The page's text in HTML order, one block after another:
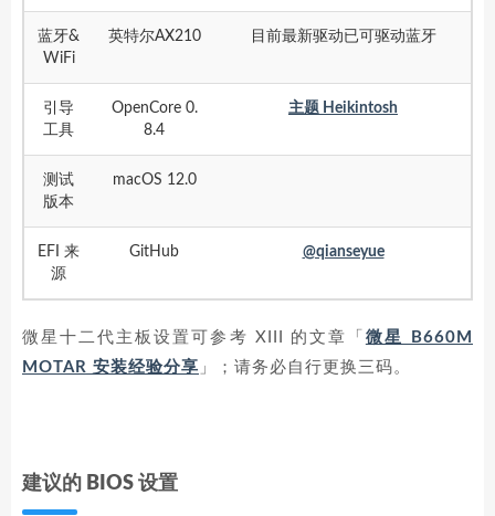
蓝牙&
WiFi
英特尔AX210 目前最新驱动已可驱动蓝牙
引导
工具
OpenCore 0.
8.4
主题 Heikintosh
测试
版本
macOS 12.0
EFI 来
源
GitHub @qianseyue
微星十二代主板设置可参考 XIII 的文章「 微星 B660M
MOTAR 安装经验分享 」；请务必自行更换三码。
建议的 BIOS 设置